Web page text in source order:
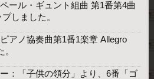
ール・ギュント組曲 第1番第4曲
しました。
アノ協奏曲第1番1楽章 Allegro
：「子供の領分」より、6番「ゴ